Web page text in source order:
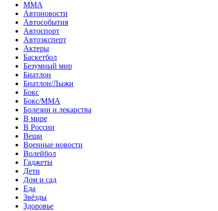
MMA
Автоновости
Автособытия
Автоспорт
Автоэксперт
Актеры
Баскетбол
Безумный мир
Биатлон
Биатлон/Лыжи
Бокс
Бокс/MMA
Болезни и лекарства
В мире
В России
Вещи
Военные новости
Волейбол
Гаджеты
Дети
Дом и сад
Еда
Звёзды
Здоровье